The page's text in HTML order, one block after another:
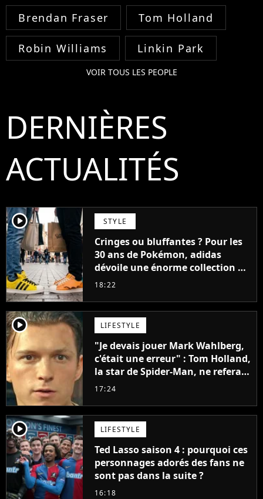
Brendan Fraser Tom Holland
Robin Williams Linkin Park
VOIR TOUS LES PEOPLE
DERNIÈRES
ACTUALITÉS
player2 STYLE
Cringes ou bluffantes ? Pour les
30 ans de Pokémon, adidas
dévoile une énorme collection de
sneakers et je ne sais pas quoi en
18:22
player2 LIFESTYLE
"Je devais jouer Mark Wahlberg,
c'était une erreur" : Tom Holland,
la star de Spider-Man, ne referait
pas ce blockbuster
17:24
player2 LIFESTYLE
Ted Lasso saison 4 : pourquoi ces
personnages adorés des fans ne
sont pas dans la suite ?
16:18